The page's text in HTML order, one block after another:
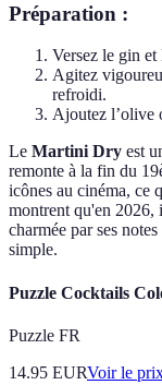
Préparation :
Versez le gin
Agitez
refroidi.
Ajoutez l’olive
Le Martini Dry est
remonte à la fin du
icônes au cinéma, ce
montrent qu'en 2026,
charmée par ses
simple.
Puzzle Cocktails
Puzzle FR
14.95 EURVoir le